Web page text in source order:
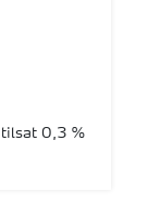
tilsat 0,3 %